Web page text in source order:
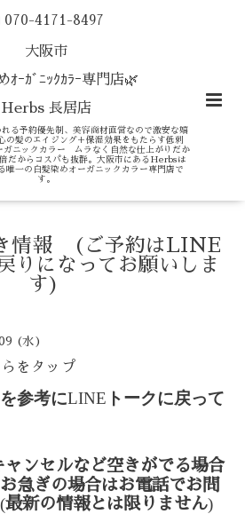
070-4171-8497
大阪市
ｵｰｶﾞﾆｯｸｶﾗｰ専門店🌿
Herbs 長居店
る予約優先制、美容商材直営なので激安な嬉
の髪のエイジング＋保湿効果をもたらす低刺
ガニックカラー ムラなく自然な仕上がりだか
だからコスパも抜群。大阪市にあるHerbsは
唯一の白髪染めオーガニックカラー専門店で
す。
情報 (ご予約はLINE
りになってお願いしま
す)
(水)
をタップ
参考にLINE トークに戻って
ンセルなど空きがでる場合
急ぎの場合はお電話でお問
(最新の情報とは限りません)